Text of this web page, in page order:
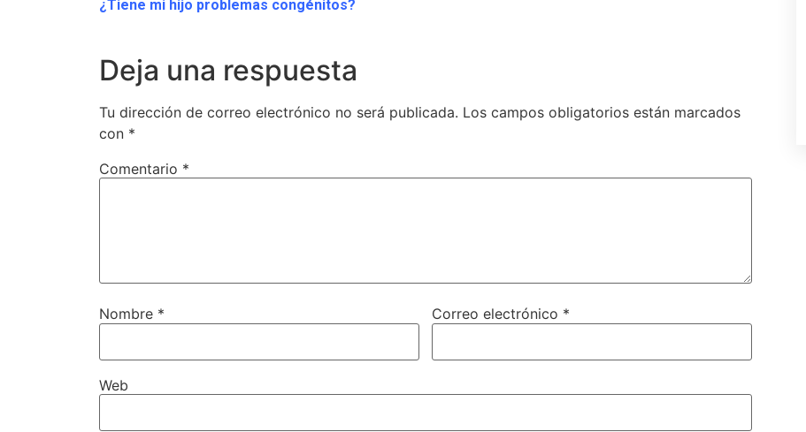
¿Tiene mi hijo problemas congénitos?
Deja una respuesta
Tu dirección de correo electrónico no será publicada. Los campos obligatorios están marcados
con *
Comentario *
Nombre * Correo electrónico *
Web